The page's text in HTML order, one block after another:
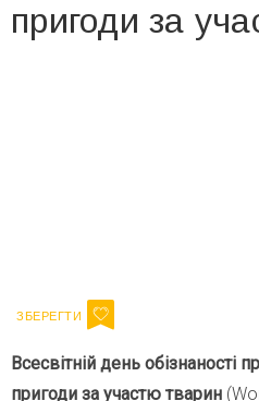
пригоди за
Всесвітній день обізнаності
пригоди за участю тварин